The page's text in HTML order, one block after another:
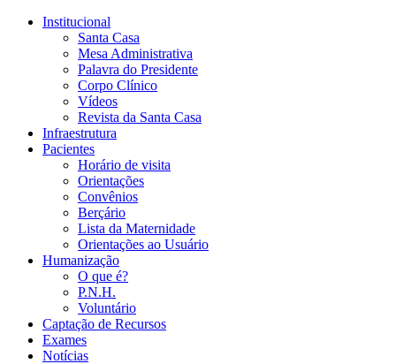
Institucional
Santa Casa
Mesa Administrativa
Palavra do Presidente
Corpo Clínico
Vídeos
Revista da Santa Casa
Infraestrutura
Pacientes
Horário de visita
Orientações
Convênios
Berçário
Lista da Maternidade
Orientações ao Usuário
Humanização
O que é?
P.N.H.
Voluntário
Captação de Recursos
Exames
Notícias